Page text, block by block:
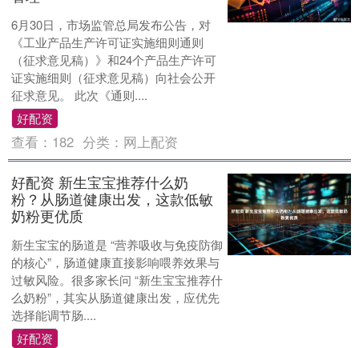
6月30日，市场监管总局发布公告，对
《工业产品生产许可证实施细则通则
（征求意见稿）》和24个产品生产许可
证实施细则（征求意见稿）向社会公开
征求意见。 此次《通则....
好配资
查看： 182 分类： 网上配资
好配资 新生宝宝推荐什么奶
粉？从肠道健康出发，这款低敏
奶粉更优质
新生宝宝的肠道是 “营养吸收与免疫防御
的核心”，肠道健康直接影响喂养效果与
过敏风险。很多家长问 “新生宝宝推荐什
么奶粉”，其实从肠道健康出发，应优先
选择能调节肠....
好配资